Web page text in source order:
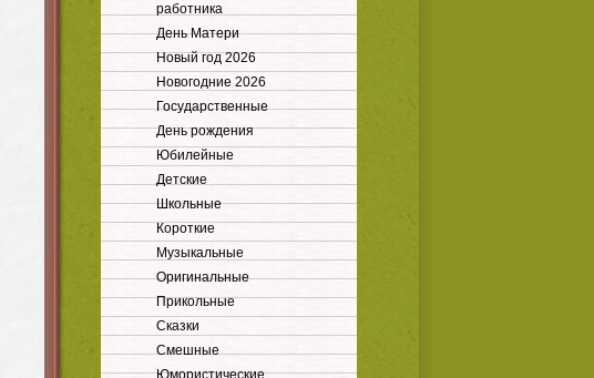
работника
День Матери
Новый год 2026
Новогодние 2026
Государственные
День рождения
Юбилейные
Детские
Школьные
Короткие
Музыкальные
Оригинальные
Прикольные
Сказки
Смешные
Юмористические